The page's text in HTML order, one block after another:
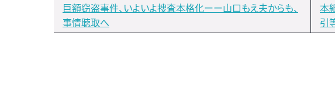
巨額窃盗事件、いよいよ捜査本格化ーー山口もえ夫からも、
事情聴取へ
本
引